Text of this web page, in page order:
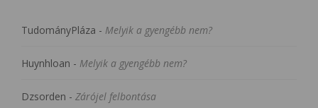
TudományPláza - Melyik a gyengébb nem?
Huynhloan - Melyik a gyengébb nem?
Dzsorden - Zárójel felbontása